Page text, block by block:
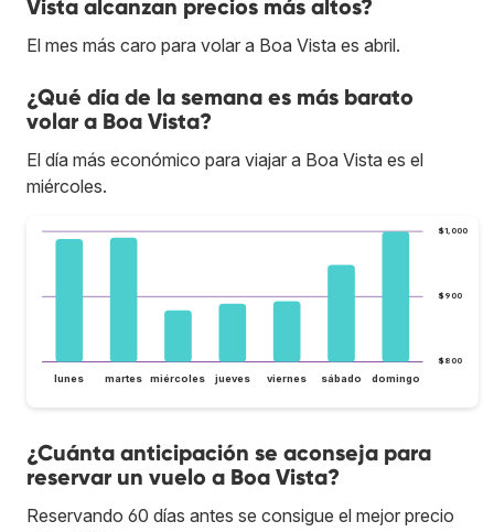
Vista alcanzan precios más altos?
El mes más caro para volar a Boa Vista es abril.
¿Qué día de la semana es más barato
volar a Boa Vista?
El día más económico para viajar a Boa Vista es el
miércoles.
$800
$900
$1,000
lunes martes miércoles jueves viernes sábado domingo
¿Cuánta anticipación se aconseja para
reservar un vuelo a Boa Vista?
Reservando 60 días antes se consigue el mejor precio